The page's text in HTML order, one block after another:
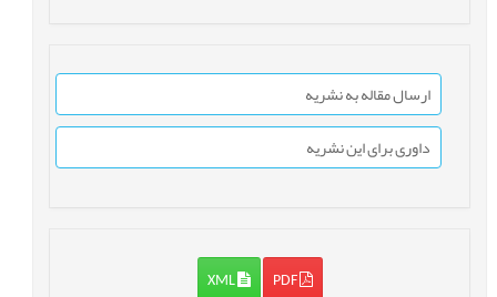
ارسال مقاله به نشریه
داوری برای این نشریه
PDF
XML